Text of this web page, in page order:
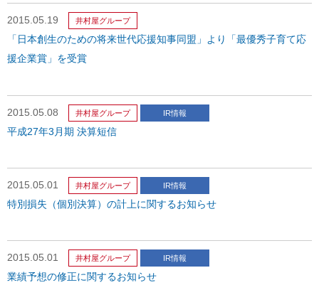
2015.05.19 井村屋グループ
「日本創生のための将来世代応援知事同盟」より
「最優秀子育て応
援企業賞」を受賞
2015.05.08 井村屋グループ IR情報
平成27年3月期 決算短信
2015.05.01 井村屋グループ IR情報
特別損失（個別決算）の計上に関するお知らせ
2015.05.01 井村屋グループ IR情報
業績予想の修正に関するお知らせ